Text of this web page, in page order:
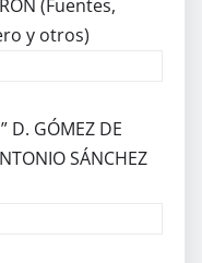
(Fuentes,
y otros)
D. GÓMEZ DE
SÁNCHEZ